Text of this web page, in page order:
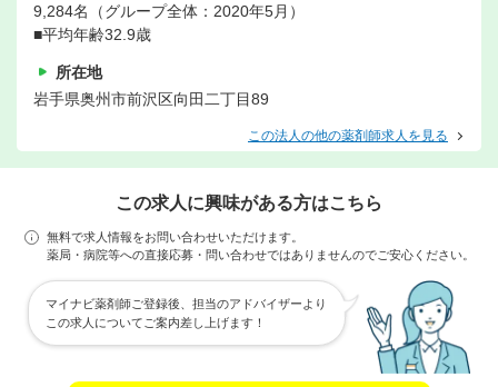
9,284名（グループ全体：2020年5月）
■平均年齢32.9歳
所在地
岩手県奥州市前沢区向田二丁目89
この法人の他の薬剤師求人を見る
この求人に興味がある方はこちら
無料で求人情報をお問い合わせいただけます。
薬局・病院等への直接応募・問い合わせではありませんのでご安心ください。
マイナビ薬剤師ご登録後、担当のアドバイザーより
この求人についてご案内差し上げます！